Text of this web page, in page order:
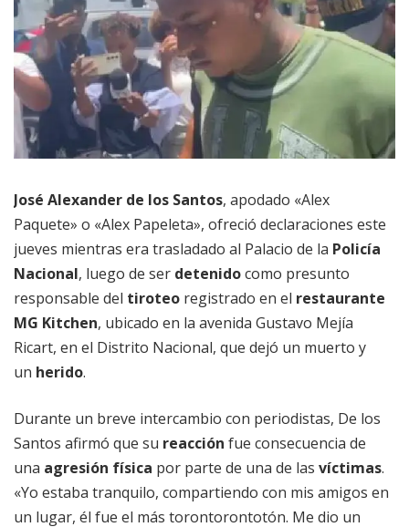
José Alexander de los Santos, apodado «Alex
Paquete» o «Alex Papeleta», ofreció declaraciones este
jueves mientras era trasladado al Palacio de la Policía
Nacional, luego de ser detenidocomo presunto
responsable del tiroteo registrado en el restaurante
MG Kitchen, ubicado en la avenida Gustavo Mejía
Ricart, en el Distrito Nacional, que dejó un muerto y
un herido.
Durante un breve intercambio con periodistas, De los
Santos afirmó que su reacción fue consecuencia de
una agresión física por parte de una de las víctimas.
«Yo estaba tranquilo, compartiendo con mis amigos en
un lugar, él fue el más torontorontotón. Me dio un